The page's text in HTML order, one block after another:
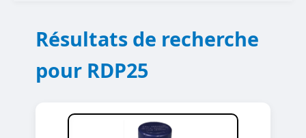
Résultats de recherche
pour RDP25